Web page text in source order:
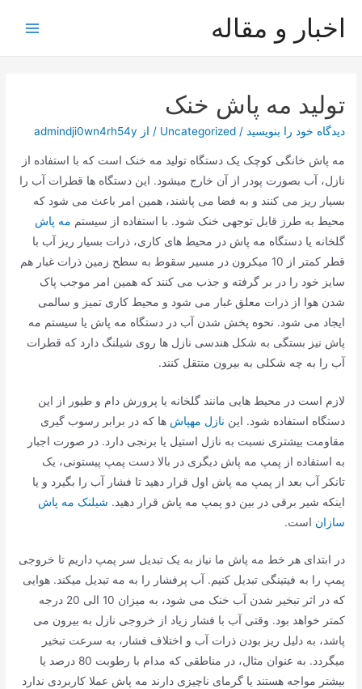
اخبار و مقاله
تولید مه پاش خنک
دیدگاه‌ خود را بنویسید /
Uncategorized / از admindji0wn4rh54y
مه پاش خانگی کوچک یک دستگاه تولید مه خنک است که با استفاده از
نازل، آب بصورت پودر از آن خارج میشود. این دستگاه ها قطرات آب را
بسیار ریز می کنند و به فضا می پاشند، همین امر باعث می شود که
محیط به طرز قابل توجهی خنک شود. با استفاده از سیستم مه پاش
گلخانه یا دستگاه مه پاش در محیط های کاری، ذرات بسیار ریز آب با
قطر کمتر از 10 میکرون در مسیر سقوط به سطح زمین ذرات غبار هم
سایز خود را در بر گرفته و جذب می کنند که همین امر موجب پاک
شدن هوا از ذرات معلق غبار می شود و محیط کاری تمیز و سالمی
ایجاد می شود. نحوه پخش شدن آب در دستگاه مه پاش یا سیستم مه
پاش نیز بستگی به شکل هندسی نازل ها روی شیلنگ دارد که قطرات
آب را به چه شکلی به بیرون منتقل کنند.
لازم است در محیط­ هایی مانند گل­خانه یا پرورش دام و طیور از این
دستگاه استفاده شود. این نازل مهپاش ها که در برابر رسوب گیری
مقاومت بیشتری نسبت به نازل استیل یا برنجی دارد. در صورت اجبار
به استفاده از پمپ مه پاش دیگری در بالا دست پمپ پیستونی، یک
تانکر آب بعد از پمپ مه پاش اول قرار دهید تا فشار آب را بگیرد و یا
اینکه شیر برقی در بین دو پمپ مه پاش قرار دهید. شیلنک مه پاش
سازان است.
در ابتدای هر خط مه پاش ما نیاز به یک تبدیل سر پمپ داریم تا خروجی
پمپ را به فیتینگی تبدیل کنیم. آب پرفشار را به مه تبدیل میکند. هوایی
که در اثر تبخیر شدن آب خنک می شود، به میزان 10 الی 20 درجه
کمتر خواهد بود. وقتی آب با فشار زیاد از خروجی نازل به بیرون می
پاشد، به دلیل ریز بودن ذرات آب و اختلاف فشار، به سرعت تبخیر
میگردد. به عنوان مثال، در مناطقی که مدام با رطوبت 80 درصد یا
بیشتر مواجه هستند یا گرمای ناچیزی دارند مه پاش عملا کاربردی ندارد